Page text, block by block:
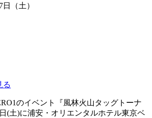
日（土）
る
のイベント『風林火山タッグトーナ
(土)に浦安・オリエンタルホテル東京ベ